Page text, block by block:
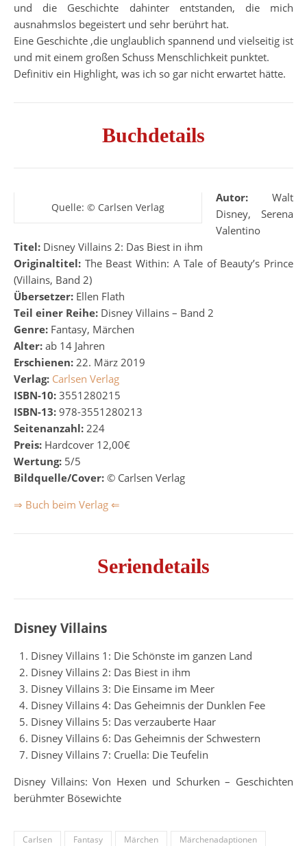
und die Geschichte dahinter entstanden, die mich
ausnahmslos begeistert und sehr berührt hat.
Eine Geschichte ,die unglaublich spannend und vielseitig ist
und mit einem großen Schuss Menschlichkeit punktet.
Definitiv ein Highlight, was ich so gar nicht erwartet hätte.
Buchdetails
Quelle: © Carlsen Verlag
Autor: Walt
Disney, Serena
Valentino
Titel: Disney Villains 2: Das Biest in ihm
Originaltitel: The Beast Within: A Tale of Beauty’s Prince
(Villains, Band 2)
Übersetzer: Ellen Flath
Teil einer Reihe: Disney Villains – Band 2
Genre: Fantasy, Märchen
Alter: ab 14 Jahren
Erschienen: 22. März 2019
Verlag: Carlsen Verlag
ISBN-10: 3551280215
ISBN-13: 978-3551280213
Seitenanzahl: 224
Preis: Hardcover 12,00€
Wertung: 5/5
Bildquelle/Cover: © Carlsen Verlag
⇒ Buch beim Verlag ⇐
Seriendetails
Disney Villains
Disney Villains 1: Die Schönste im ganzen Land
Disney Villains 2: Das Biest in ihm
Disney Villains 3: Die Einsame im Meer
Disney Villains 4: Das Geheimnis der Dunklen Fee
Disney Villains 5: Das verzauberte Haar
Disney Villains 6: Das Geheimnis der Schwestern
Disney Villains 7: Cruella: Die Teufelin
Disney Villains: Von Hexen und Schurken – Geschichten
berühmter Bösewichte
Carlsen Fantasy Märchen Märchenadaptionen